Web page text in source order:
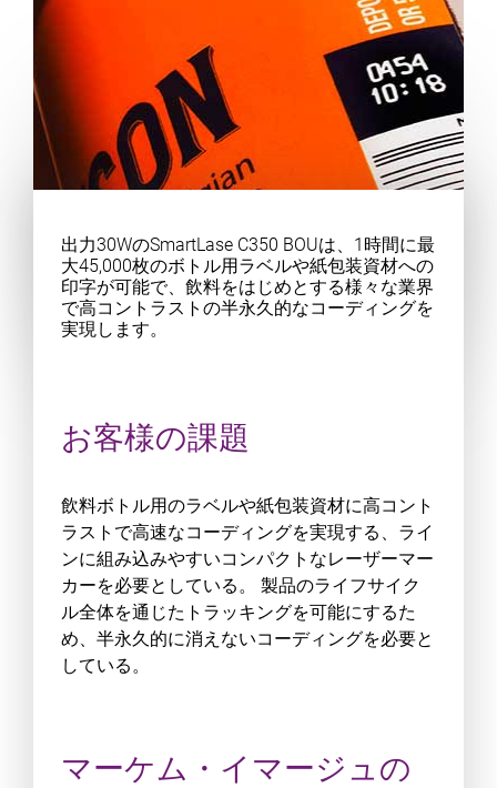
出力30WのSmartLase C350 BOUは、1時間に最
大45,000枚のボトル用ラベルや紙包装資材への
印字が可能で、飲料をはじめとする様々な業界
で高コントラストの半永久的なコーディングを
実現します。
お客様の課題
飲料ボトル用のラベルや紙包装資材に高コント
ラストで高速なコーディングを実現する、ライ
ンに組み込みやすいコンパクトなレーザーマー
カーを必要としている。 製品のライフサイク
ル全体を通じたトラッキングを可能にするた
め、半永久的に消えないコーディングを必要と
している。
マーケム・イマージュの